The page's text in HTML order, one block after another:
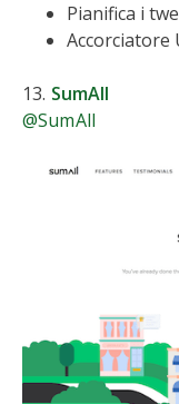
Pianifica i
Accorciatore
13. SumAll
@SumAll